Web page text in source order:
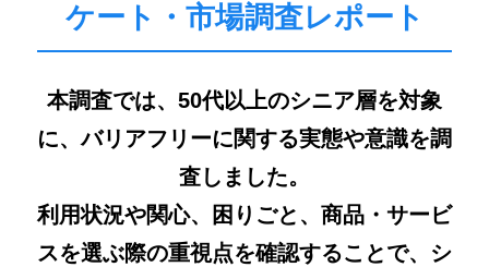
ケート・市場調査レポート
本調査では、50代以上のシニア層を対象
に、バリアフリーに関する実態や意識を調
査しました。
利用状況や関心、困りごと、商品・サービ
スを選ぶ際の重視点を確認することで、シ